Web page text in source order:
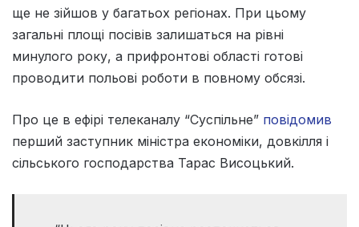
ще не зійшов у багатьох регіонах. При цьому
загальні площі посівів залишаться на рівні
минулого року, а прифронтові області готові
проводити польові роботи в повному обсязі.
Про це в ефірі телеканалу “Суспільне” повідомив
перший заступник міністра економіки, довкілля і
сільського господарства Тарас Висоцький.